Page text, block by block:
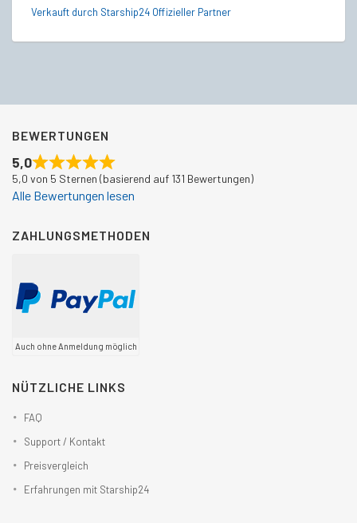
Verkauft durch Starship24 Offizieller Partner
BEWERTUNGEN
5,0
5,0 von 5 Sternen (basierend auf 131 Bewertungen)
Alle Bewertungen lesen
ZAHLUNGSMETHODEN
Auch ohne Anmeldung möglich
NÜTZLICHE LINKS
FAQ
Support / Kontakt
Preisvergleich
Erfahrungen mit Starship24